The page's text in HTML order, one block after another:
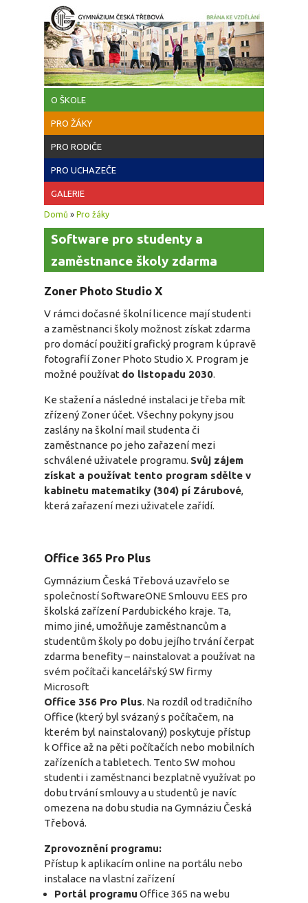
Přejít k hlavnímu obsahu
O ŠKOLE
PRO ŽÁKY
PRO RODIČE
PRO UCHAZEČE
GALERIE
Jste zde
Domů » Pro žáky
Software pro studenty a
zaměstnance školy zdarma
Zoner Photo Studio X
V rámci dočasné školní licence mají studenti
a zaměstnanci školy možnost získat zdarma
pro domácí použití grafický program k úpravě
fotografií Zoner Photo Studio X. Program je
možné používat do listopadu 2030.
Ke stažení a následné instalaci je třeba mít
zřízený Zoner účet. Všechny pokyny jsou
zaslány na školní mail studenta či
zaměstnance po jeho zařazení mezi
schválené uživatele programu. Svůj zájem
získat a používat tento program sdělte v
kabinetu matematiky (304) pí Zárubové,
která zařazení mezi uživatele zařídí.
Office 365 Pro Plus
Gymnázium Česká Třebová uzavřelo se
společností SoftwareONE Smlouvu EES pro
školská zařízení Pardubického kraje. Ta,
mimo jiné, umožňuje zaměstnancům a
studentům školy po dobu jejího trvání čerpat
zdarma benefity – nainstalovat a používat na
svém počítači kancelářský SW firmy
Microsoft
Office 356 Pro Plus. Na rozdíl od tradičního
Office (který byl svázaný s počítačem, na
kterém byl nainstalovaný) poskytuje přístup
k Office až na pěti počítačích nebo mobilních
zařízeních a tabletech. Tento SW mohou
studenti i zaměstnanci bezplatně využívat po
dobu trvání smlouvy a u studentů je navíc
omezena na dobu studia na Gymnáziu Česká
Třebová.
Zprovoznění programu:
Přístup k aplikacím online na portálu nebo
instalace na vlastní zařízení
Portál programu Office 365 na webu